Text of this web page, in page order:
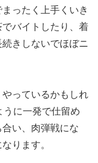
ったく上手くいき
バイトしたり、着
きしないでほぼニ
っているかもしれ
うに一発で仕留め
い、肉弾戦にな
ります。